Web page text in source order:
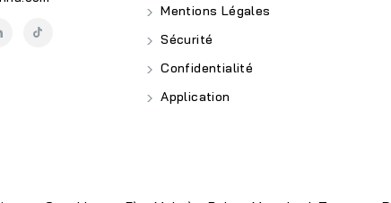
Mentions Légales
Sécurité
Confidentialité
Application